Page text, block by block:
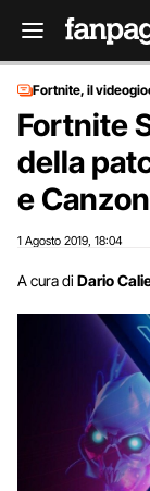
Fortnite, il
Fortnite
della
e
1 Agosto 2019 18:04
A cura di Dario